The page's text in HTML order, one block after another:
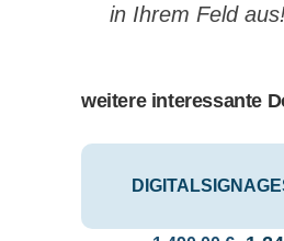
in Ihrem Feld
weitere interessante